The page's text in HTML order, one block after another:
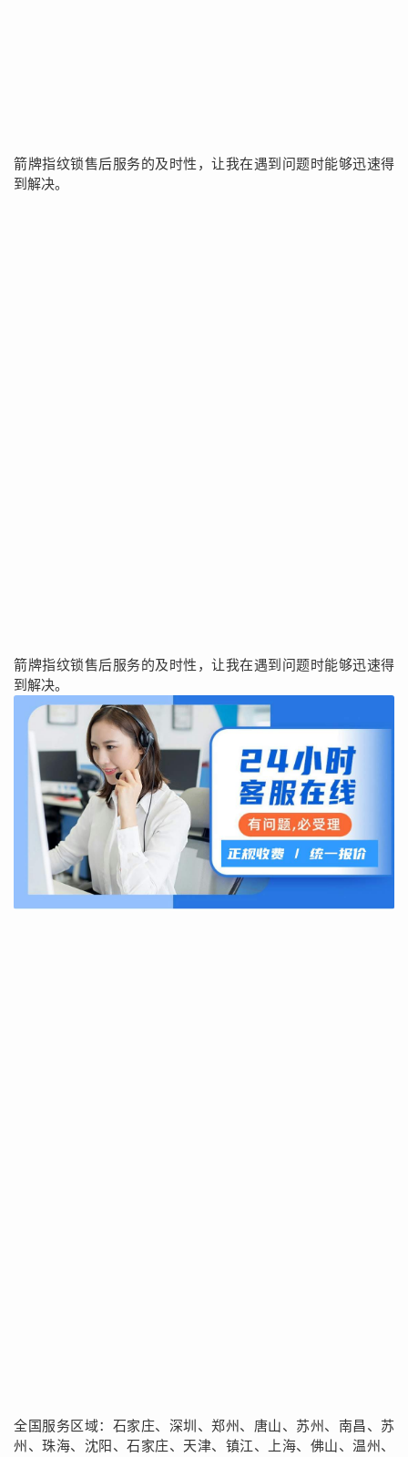
箭牌指纹锁售后服务的及时性，让我在遇到问题时能够迅速得
到解决。
箭牌指纹锁售后服务的及时性，让我在遇到问题时能够迅速得
到解决。
全国服务区域：石家庄、深圳、郑州、唐山、苏州、南昌、苏
州、珠海、沈阳、石家庄、天津、镇江、上海、佛山、温州、